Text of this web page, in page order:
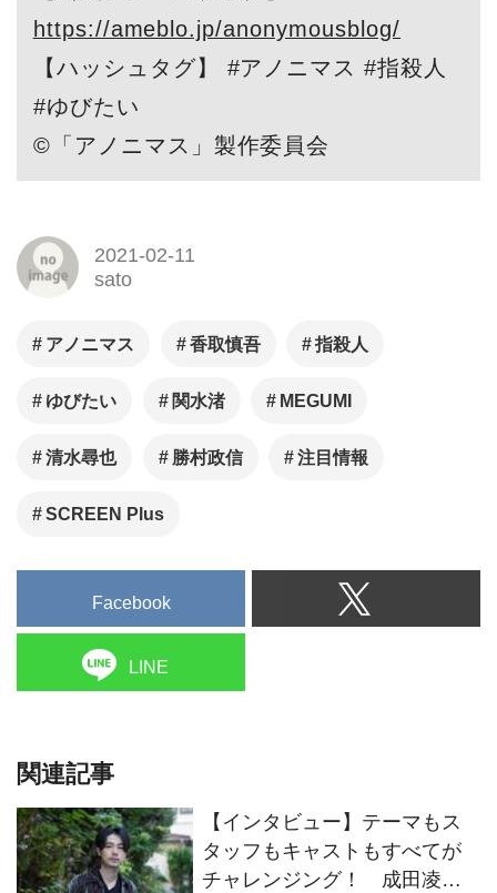
https://ameblo.jp/anonymousblog/
【ハッシュタグ】 #アノニマス #指殺人
#ゆびたい
©︎「アノニマス」製作委員会
2021-02-11
sato
アノニマス 香取慎吾 指殺人
ゆびたい 関水渚 MEGUMI
清水尋也 勝村政信 注目情報
SCREEN Plus
Facebook
LINE
関連記事
【インタビュー】テーマもス
タッフもキャストもすべてが
チャレンジング！ 成田凌が